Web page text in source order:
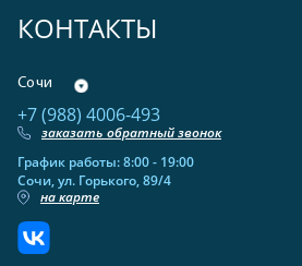
КОНТАКТЫ
Сочи
+7 (988) 4006-493
заказать обратный звонок
График работы: 8:00 - 19:00
Сочи, ул. Горького, 89/4
на карте